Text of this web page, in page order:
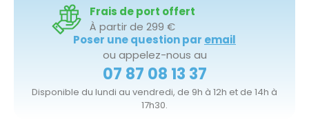
Frais de port offert
À partir de 299 €
Poser une question par email
ou appelez-nous au
07 87 08 13 37
Disponible du lundi au vendredi, de 9h à 12h et de 14h à
17h30.